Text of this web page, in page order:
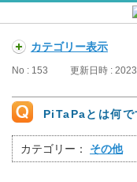
カテゴリー表示
No : 153 更新日時 :
PiTaPaとは何で
カテゴリー： その他